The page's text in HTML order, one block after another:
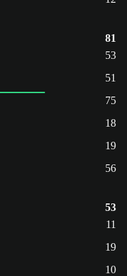
81
53
51
75
18
19
56
53
11
19
10